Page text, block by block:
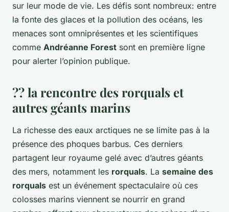
sur leur mode de vie. Les défis sont nombreux: entre
la fonte des glaces et la pollution des océans, les
menaces sont omniprésentes et les scientifiques
comme Andréanne Forest sont en première ligne
pour alerter l’opinion publique.
?? la rencontre des rorquals et
autres géants marins
La richesse des eaux arctiques ne se limite pas à la
présence des phoques barbus. Ces derniers
partagent leur royaume gelé avec d’autres géants
des mers, notamment les rorquals. La semaine des
rorquals est un événement spectaculaire où ces
colosses marins viennent se nourrir en grand